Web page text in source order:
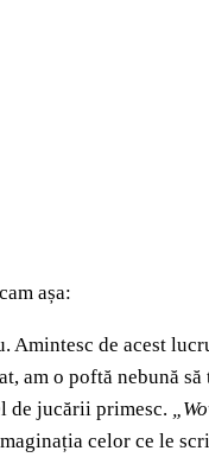
așa:
Amintesc de acest
am o poftă nebună să
de jucării primesc.
celor ce le